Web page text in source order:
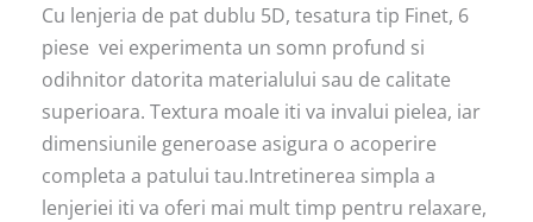
Cu lenjeria de pat dublu 5D, tesatura tip Finet, 6
piese vei experimenta un somn profund si
odihnitor datorita materialului sau de calitate
superioara. Textura moale iti va invalui pielea, iar
dimensiunile generoase asigura o acoperire
completa a patului tau.Intretinerea simpla a
lenjeriei iti va oferi mai mult timp pentru relaxare,